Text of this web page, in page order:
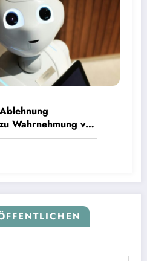
Studie zu Wahrnehmung von Fairness bei KI-
Wahrnehmung von